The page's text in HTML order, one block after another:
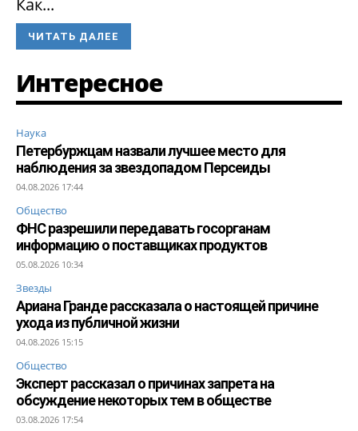
ЧИТАТЬ ДАЛЕЕ
Интересное
Наука
Петербуржцам назвали лучшее место для
наблюдения за звездопадом Персеиды
04.08.2026 17:44
Общество
ФНС разрешили передавать госорганам
информацию о поставщиках продуктов
05.08.2026 10:34
Звезды
Ариана Гранде рассказала о настоящей причине
ухода из публичной жизни
04.08.2026 15:15
Общество
Эксперт рассказал о причинах запрета на
обсуждение некоторых тем в обществе
03.08.2026 17:54